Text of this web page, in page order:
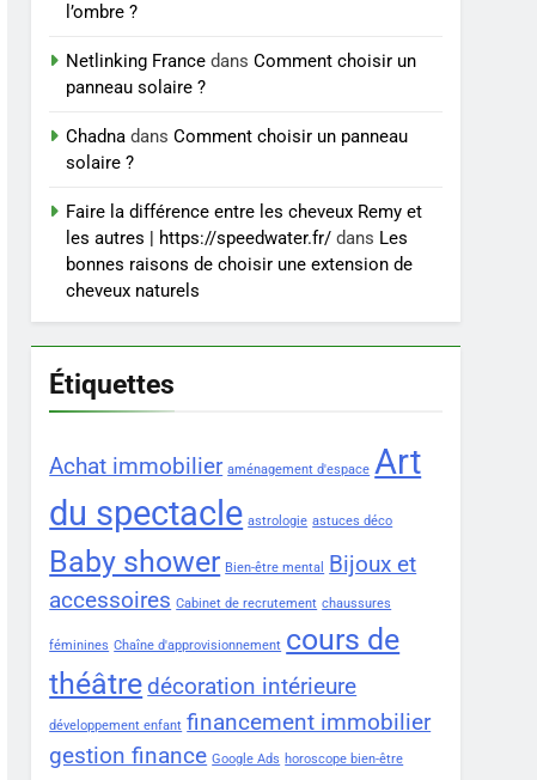
l’ombre ?
Netlinking France dansComment choisir un
panneau solaire ?
Chadna dansComment choisir un panneau
solaire ?
Faire la différence entre les cheveux Remy et
les autres | https://speedwater.fr/ dans Les
bonnes raisons de choisir une extension de
cheveux naturels
Étiquettes
Achat immobilier aménagement d'espace Art
du spectacle astrologie astuces déco
Baby shower Bien-être mental
Bijoux et
accessoires Cabinet de recrutement chaussures
féminines Chaîne d'approvisionnement cours de
théâtre décoration intérieure
développement enfant financement immobilier
gestion finance Google Ads horoscope bien-être